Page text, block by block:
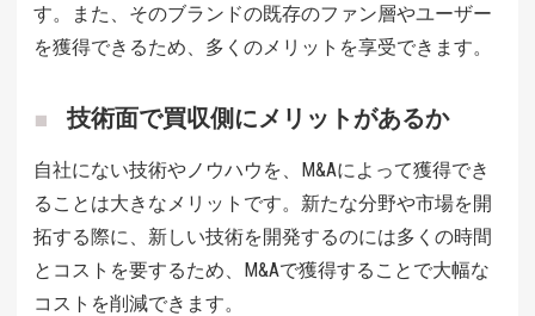
す。また、そのブランドの既存のファン層やユーザー
を獲得できるため、多くのメリットを享受できます。
技術面で買収側にメリットがあるか
自社にない技術やノウハウを、M&Aによって獲得でき
ることは大きなメリットです。新たな分野や市場を開
拓する際に、新しい技術を開発するのには多くの時間
とコストを要するため、M&Aで獲得することで大幅な
コストを削減できます。